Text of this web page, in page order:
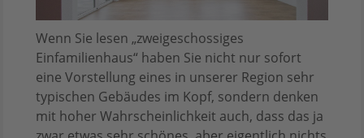
Wenn Sie lesen „zweigeschossiges
Einfamilienhaus“ haben Sie nicht nur sofort
eine Vorstellung eines in unserer Region sehr
typischen Gebäudes im Kopf, sondern denken
mit hoher Wahrscheinlichkeit auch, dass das ja